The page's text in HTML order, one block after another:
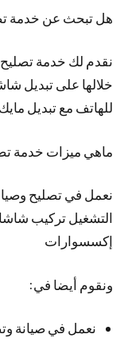
هل تبحث عن خدمة
نقدم لك خدمة
خلالها على تبديل
للهاتف مع تبديل
ماهي ميزات خدمة
نعمل في تصليح
التشغيل تركيب
إكسسوارات
ونقوم أيضا في:
نعمل في صيانة